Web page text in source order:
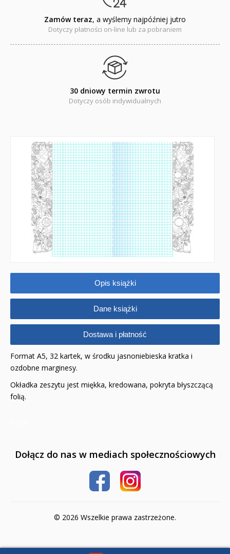
QUIZY, ŁAMIGŁÓWKI TERAZ -35% TANIEJ
KAKADU - książki interaktywne z piórem
JUPI JO! - książki kartonowe dla najmłodszych
Albumy pamiątkowe
Baśnie, bajki
Cecylka Knedelek
Dyplomy dla dzieci
Encyklopedie, leksykony
Edukacja przyrodnicza - Życie bez granic
Emocje i wartości
Kreatywne zabawy
Książki religijne dla dzieci
Pomoce dydaktyczne
Naklejki
QUIZY I ŁAMIGŁÓWKI NA WAKACJE -35%
PROMOCJA ZESTAWY STARTOWE KAKADU
RELIGIJNE
Zamów teraz, a wyślemy najpóźniej jutro
Dotyczy płatności on-line lub za pobraniem
30 dniowy termin zwrotu
Dotyczy osób indywidualnych
Opis książki
Dane książki
Dostawa i płatność
Format A5, 32 kartek, w środku jasnoniebieska kratka i
ozdobne marginesy.
Okładka zeszytu jest miękka, kredowana, pokryta błyszczącą
folią.
Dołącz do nas w mediach społecznościowych
© 2026 Wszelkie prawa zastrzeżone.